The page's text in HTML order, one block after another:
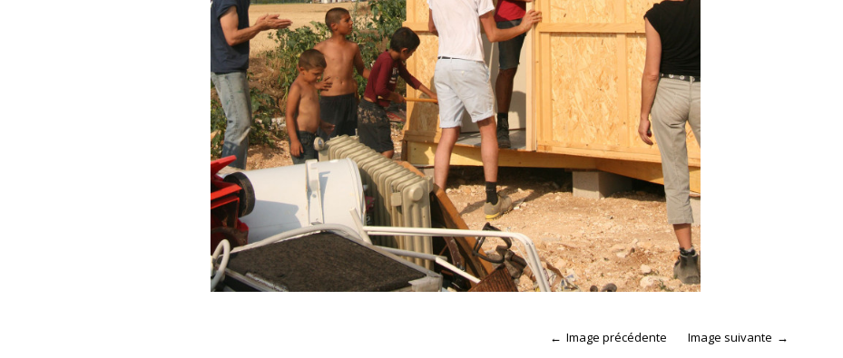
Image précédente Image suivante